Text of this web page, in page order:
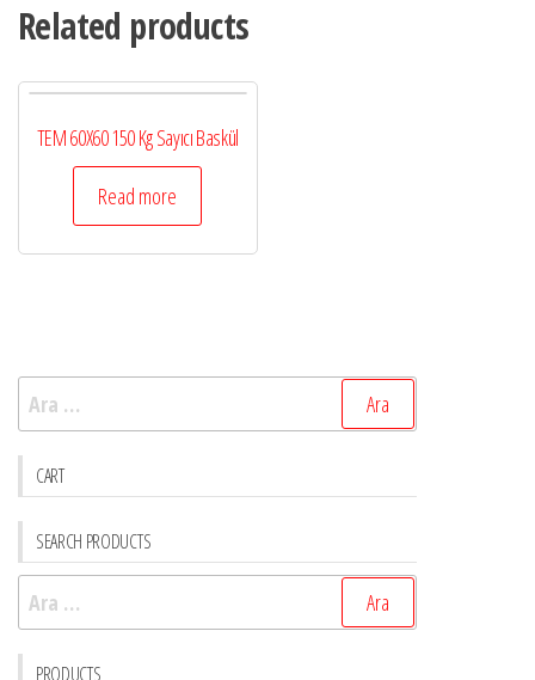
Related products
TEM 60X60 150 Kg Sayıcı Baskül
Read more
Arama:
CART
SEARCH PRODUCTS
Arama:
PRODUCTS